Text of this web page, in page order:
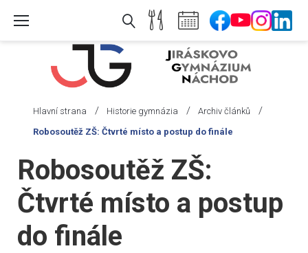
Hlavní strana / Historie gymnázia / Archiv článků /
Robosoutěž ZŠ: Čtvrté místo a postup do finále
Robosoutěž ZŠ:
Čtvrté místo a postup
do finále